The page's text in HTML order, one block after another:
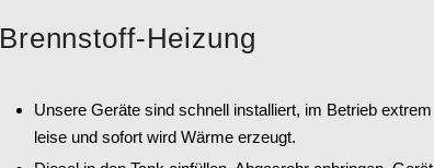
Brennstoff-Heizung
Unsere Geräte sind schnell installiert, im Betrieb extrem
leise und sofort wird Wärme erzeugt.